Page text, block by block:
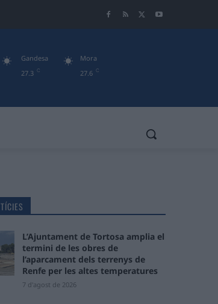
27.3 C
Gandesa
27.6 C
Mora
L’Ajuntament de Tortosa amplia el
termini de les obres de
l’aparcament dels terrenys de
Renfe per les altes temperatures
7 d'agost de 2026